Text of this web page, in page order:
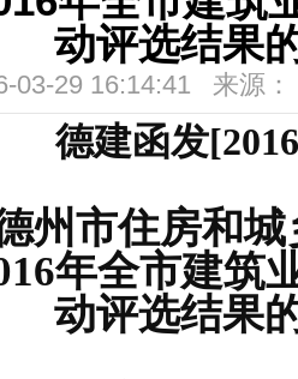
动评选结果
03-29 16:14:41 来源
德建函发
州市住房和城
年全市建筑
动评选结果